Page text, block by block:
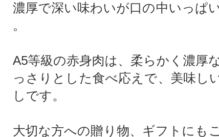
濃厚で深い味わいが口の中いっぱ
。
A5等級の赤身肉は、柔らかく濃厚
っさりとした食べ応えで、美味し
しです。
大切な方への贈り物、ギフトにも